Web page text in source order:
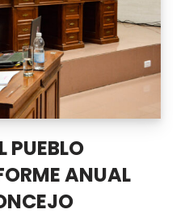
PUEBLO
ANUAL